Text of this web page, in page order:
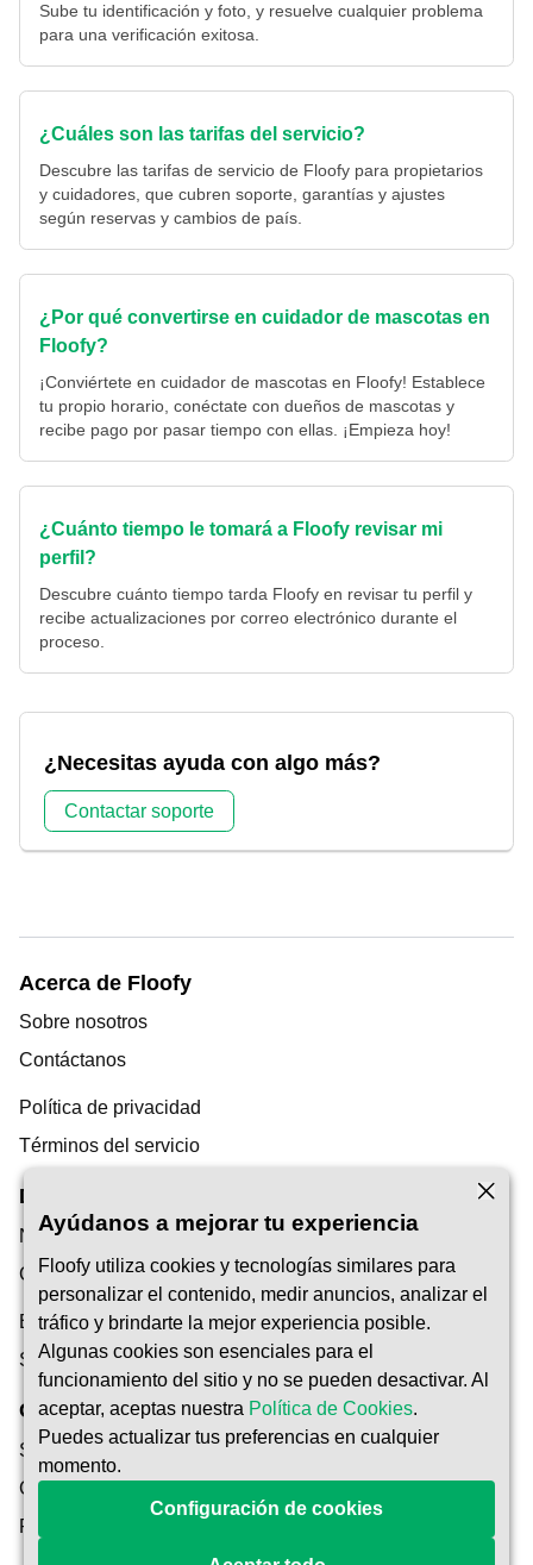
Sube tu identificación y foto, y resuelve cualquier problema
para una verificación exitosa.
¿Cuáles son las tarifas del servicio?
Descubre las tarifas de servicio de Floofy para propietarios
y cuidadores, que cubren soporte, garantías y ajustes
según reservas y cambios de país.
¿Por qué convertirse en cuidador de mascotas en
Floofy?
¡Conviértete en cuidador de mascotas en Floofy! Establece
tu propio horario, conéctate con dueños de mascotas y
recibe pago por pasar tiempo con ellas. ¡Empieza hoy!
¿Cuánto tiempo le tomará a Floofy revisar mi
perfil?
Descubre cuánto tiempo tarda Floofy en revisar tu perfil y
recibe actualizaciones por correo electrónico durante el
proceso.
¿Necesitas ayuda con algo más?
Contactar soporte
Acerca de Floofy
Sobre nosotros
Contáctanos
Política de privacidad
Términos del servicio
Descubrimiento
Nuestro Blog
Centro de ayuda
Encuentra un cuidador de mascotas
Ser Pet Carer
Confianza y Seguridad
Seguridad
Cómo Funciona
Protección de Reserva
Ayúdanos a mejorar tu experiencia
Floofy utiliza cookies y tecnologías similares para
personalizar el contenido, medir anuncios, analizar el
tráfico y brindarte la mejor experiencia posible.
Algunas cookies son esenciales para el
funcionamiento del sitio y no se pueden desactivar. Al
aceptar, aceptas nuestra Política de Cookies.
Puedes actualizar tus preferencias en cualquier
momento.
Configuración de cookies